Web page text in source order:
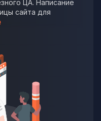
ЦА. Написание
сайта для